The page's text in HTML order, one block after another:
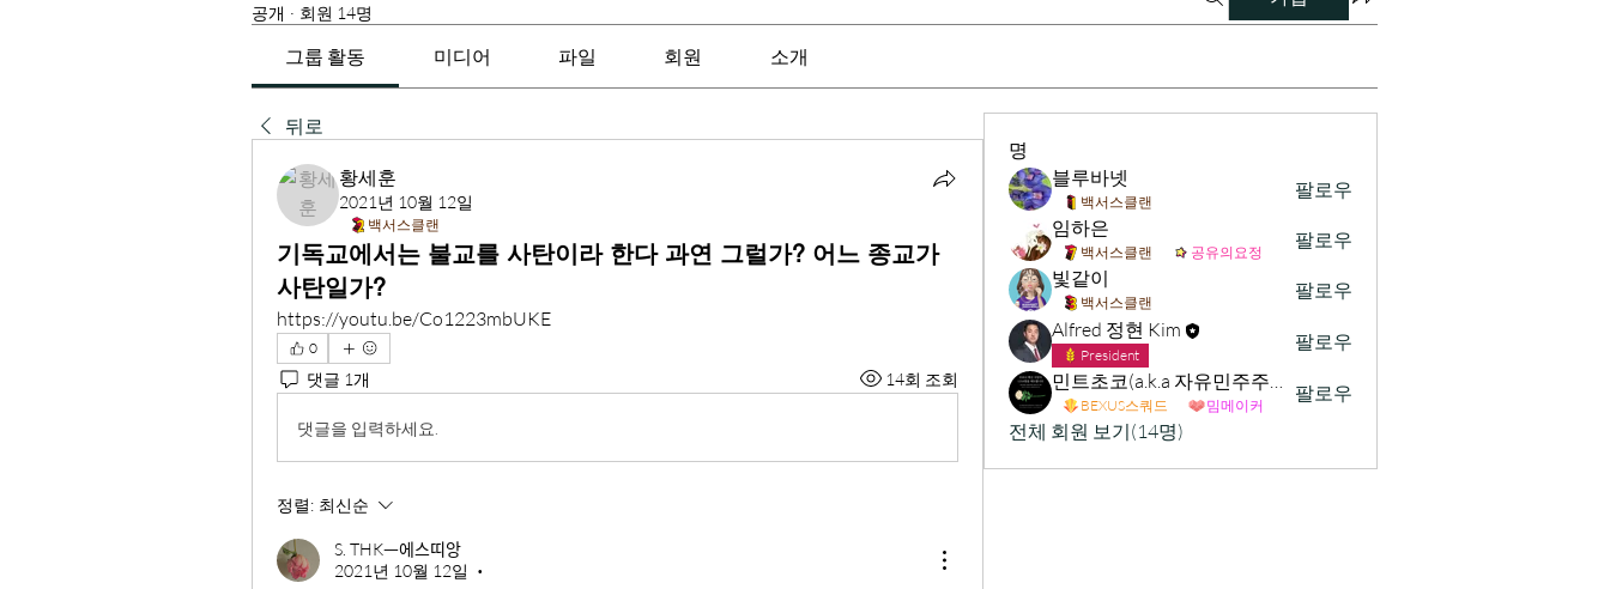
공개 · 회원 14명
그룹 활동 미디어 파일 회원 소개
뒤로
황세훈
2021년 10월 12일
백서스클랜
기독교에서는 불교를 사탄이라 한다 과연 그럴가? 어느 종교가
사탄일가?
https://youtu.be/Co1223mbUKE
0
댓글 1개 14회 조회
댓글을 입력하세요.
정렬: 최신순
S. THKᅳ에스띠앙
2021년 10월 12일
•
명
블루바넷
백서스클랜
팔로우
임하은
백서스클랜 공유의요정
팔로우
빛같이
백서스클랜
팔로우
Alfred 정현 Kim
President
팔로우
민트초코(a.k.a 자유민주주의 및 시장경제 가치수호)
BEXUS스쿼드 밈메이커
팔로우
전체 회원 보기(14명)